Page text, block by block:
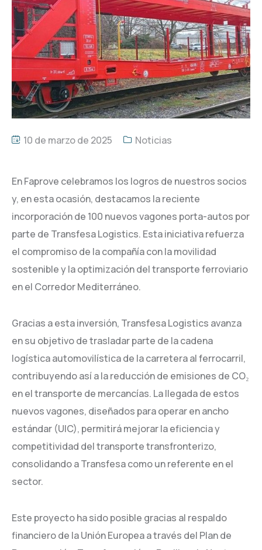
10 de marzo de 2025 Noticias
En Faprove celebramos los logros de nuestros socios
y, en esta ocasión, destacamos la reciente
incorporación de 100 nuevos vagones porta-autos por
parte de Transfesa Logistics. Esta iniciativa refuerza
el compromiso de la compañía con la movilidad
sostenible y la optimización del transporte ferroviario
en el Corredor Mediterráneo.
Gracias a esta inversión, Transfesa Logistics avanza
en su objetivo de trasladar parte de la cadena
logística automovilística de la carretera al ferrocarril,
contribuyendo así a la reducción de emisiones de CO₂
en el transporte de mercancías. La llegada de estos
nuevos vagones, diseñados para operar en ancho
estándar (UIC), permitirá mejorar la eficiencia y
competitividad del transporte transfronterizo,
consolidando a Transfesa como un referente en el
sector.
Este proyecto ha sido posible gracias al respaldo
financiero de la Unión Europea a través del Plan de